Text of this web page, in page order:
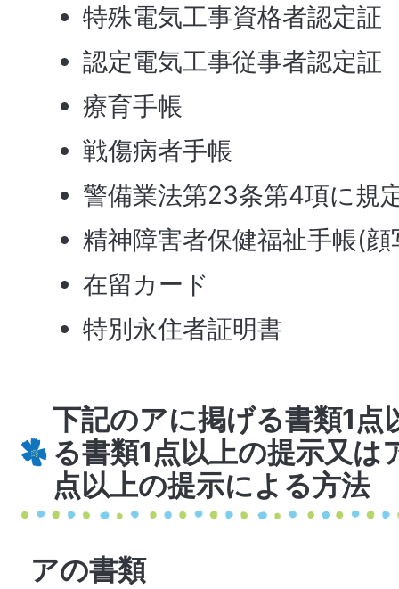
特殊電気工事資格者認定証
認定電気工事従事者認定証
療育手帳
戦傷病者手帳
警備業法第23条第4項に規
精神障害者保健福祉手帳(
在留カード
特別永住者証明書
下記のアに掲げる書類1点
る書類1点以上の提示又は
点以上の提示による方法
アの書類